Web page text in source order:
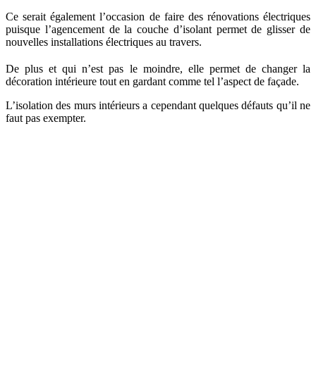
Ce serait également l’occasion de faire des rénovations électriques
puisque l’agencement de la couche d’isolant permet de glisser de
nouvelles installations électriques au travers.
De plus et qui n’est pas le moindre, elle permet de changer la
décoration intérieure tout en gardant comme tel l’aspect de façade.
L’isolation des murs intérieurs a cependant quelques défauts qu’il ne
faut pas exempter.